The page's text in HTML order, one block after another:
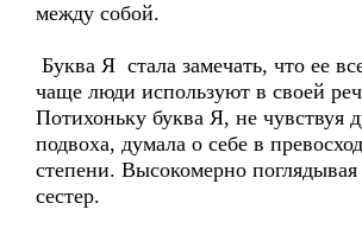
между собой.
Буква Я стала замечать, что ее
чаще люди используют в своей
Потихоньку буква Я, не чувствуя
подвоха, думала о себе в
степени. Высокомерно поглядывая
сестер.